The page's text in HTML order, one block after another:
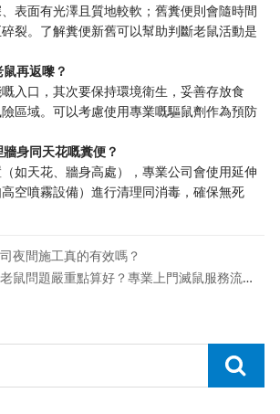
表面有光澤且質地較軟；舊糞便則會隨時間
裂。了解糞便新舊可以幫助判斷老鼠活動是
再返嚟？
入口，其次要保持環境衛生，妥善存放食
區域。可以考慮使用專業嘅驅鼠劑作為預防
身同天花嘅糞便？
如天花、牆身高處），專業公司會使用延伸
空噴霧設備）進行清理同消毒，確保無死
夜間施工真的有效嗎？
下一篇 : 香港儲物室老鼠問題嚴重點算好？專業上門滅鼠服務流程與收費全解析